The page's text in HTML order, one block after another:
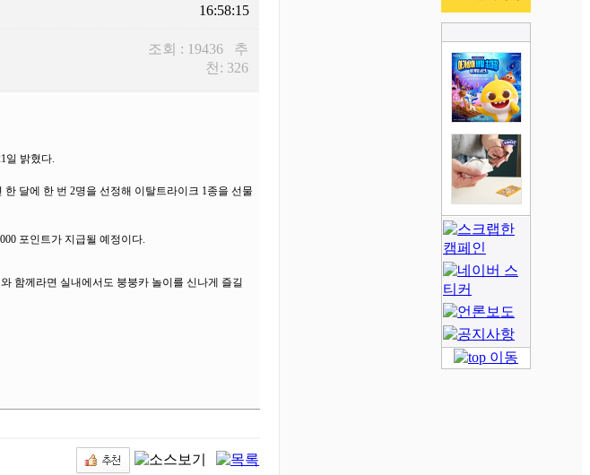
16:58:15
조회 : 19436 추
천: 326
일 밝혔다.
달에 한 번 2명을 선정해 이탈트라이크 1종을 선물
포인트가 지급될 예정이다.
함께라면 실내에서도 붕붕카 놀이를 신나게 즐길